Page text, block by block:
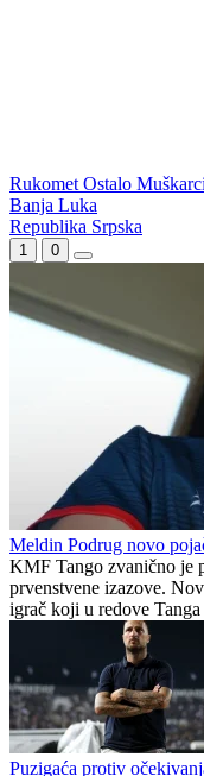
Rukomet Ostalo Muškarci
Banja Luka
WEB PREPORUKE
Kontinuitet na ispitu:
sezona donosi
članove stalne
Smjena veznjaka u
Andro Babić otišao u
Portugal, stigao Armin
Bešagić
Vinicius produžio s
potvrđen i najveći
klupskoj povijesti
Republika Srpska
1 0